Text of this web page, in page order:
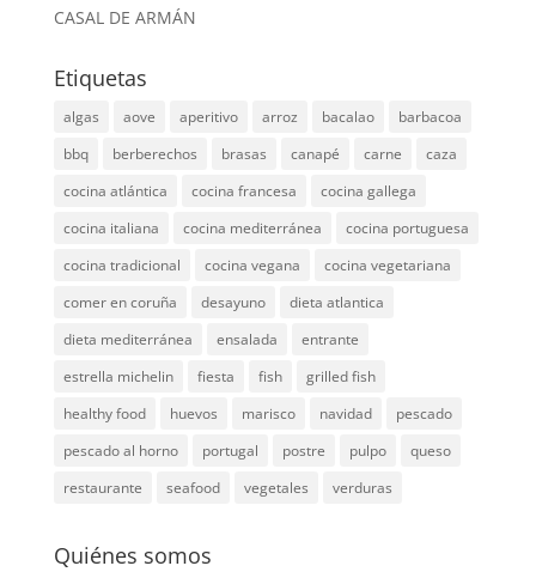
CASAL DE ARMÁN
Etiquetas
algas aove aperitivo arroz bacalao
barbacoa
bbq
berberechos brasas canapé carne
caza
cocina atlántica
cocina francesa
cocina gallega
cocina italiana
cocina mediterránea
cocina portuguesa
cocina tradicional
cocina vegana
cocina vegetariana
comer en coruña
desayuno
dieta atlantica
dieta mediterránea
ensalada
entrante
estrella michelin
fiesta fish
grilled fish
healthy food
huevos marisco navidad
pescado
pescado al horno
portugal postre pulpo
queso
restaurante
seafood vegetales verduras
Quiénes somos